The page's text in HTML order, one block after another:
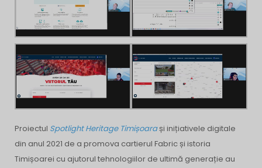
Proiectul Spotlight Heritage Timișoarași inițiativele digitale
din anul 2021 de a promova cartierul Fabric și istoria
Timișoarei cu ajutorul tehnologiilor de ultimă generație au